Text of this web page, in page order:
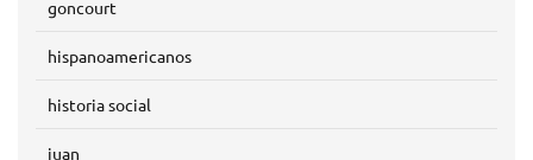
goncourt
hispanoamericanos
historia social
juan